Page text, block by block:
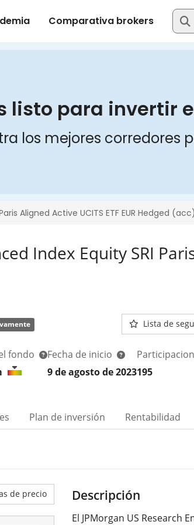
Index Equity SRI
Lista de
fondo
Fecha de inicio
9 de agosto de 2023195
Plan de inversión Rentabilidad
de precio Descripción
El JPMorgan US Research